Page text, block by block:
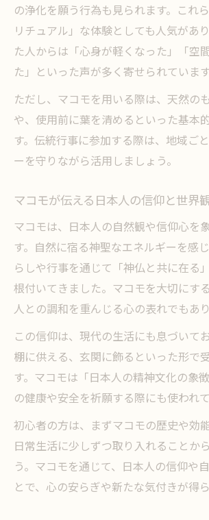
の浄化を願う行為も見られます。これ
リチュアル」な体験としても人気があ
た人からは「心身が軽くなった」「空
た」といった声が多く寄せられています
ただし、マコモを用いる際は、天然の
や、使用前に葉を清めるといった基本
す。伝統行事に参加する際は、地域ご
ーを守りながら活用しましょう。
マコモが伝える日本人の信仰と世界
マコモは、日本人の自然観や信仰心を
す。自然に宿る神聖なエネルギーを感
らしや行事を通じて「神仏と共に在る
根付いてきました。マコモを大切にす
人との調和を重んじる心の表れでもあり
この信仰は、現代の生活にも息づいて
棚に供える、玄関に飾るといった形で
す。マコモは「日本人の精神文化の象
の健康や安全を祈願する際にも使われて
初心者の方は、まずマコモの歴史や効
日常生活に少しずつ取り入れることか
う。マコモを通じて、日本人の信仰や
とで、心の安らぎや新たな気付きが得